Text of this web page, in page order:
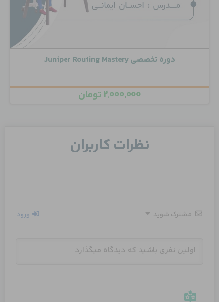
دوره تخصصی Juniper Routing Mastery
۲,۰۰۰,۰۰۰تومان
نظرات کاربران
مشترک شوید ورود